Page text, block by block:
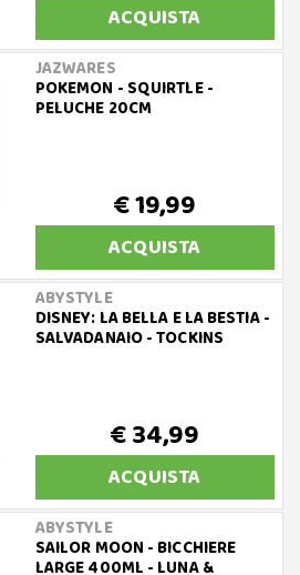
ACQUISTA
JAZWARES
POKEMON - SQUIRTLE -
PELUCHE 20CM
€ 19,99
ACQUISTA
ABYSTYLE
DISNEY: LA BELLA E LA BESTIA -
SALVADANAIO - TOCKINS
€ 34,99
ACQUISTA
ABYSTYLE
SAILOR MOON - BICCHIERE
LARGE 400ML - LUNA &